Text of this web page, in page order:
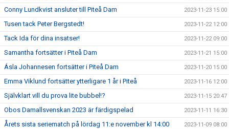
Conny Lundkvist ansluter till Piteå Dam 2023-11-23 15:00
Tusen tack Peter Bergstedt! 2023-11-22 12:00
Tack Ida för dina insatser! 2023-11-22 09:00
Samantha fortsätter i Piteå Dam 2023-11-21 15:00
Ásla Johannesen fortsätter i Piteå Dam 2023-11-20 15:00
Emma Viklund fortsätter ytterligare 1 år i Piteå 2023-11-16 12:00
Självklart vill du prova lite bubbel!? 2023-11-15 20:47
Obos Damallsvenskan 2023 är färdigspelad 2023-11-11 16:30
Årets sista seriematch på lördag 11:e november kl 14:00 2023-11-09 08:00